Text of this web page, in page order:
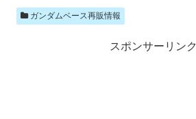
ガンダムベース再販情報
スポンサーリンク